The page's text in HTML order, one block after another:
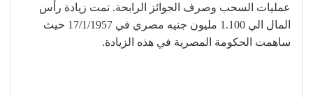
عمليات السحب وصرف الجوائز الرابحة. تمت زيادة رأس
المال الي 1.100 مليون جنيه مصري في 17/1/1957 حيث
ساهمت الحكومة المصرية في هذه الزيادة.